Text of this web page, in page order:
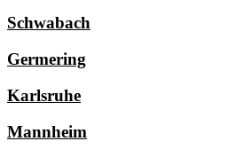
Schwabach
Germering
Karlsruhe
Mannheim